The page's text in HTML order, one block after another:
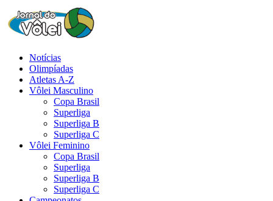
Notícias
Olimpíadas
Atletas A-Z
Vôlei Masculino
Copa Brasil
Superliga
Superliga B
Superliga C
Vôlei Feminino
Copa Brasil
Superliga
Superliga B
Superliga C